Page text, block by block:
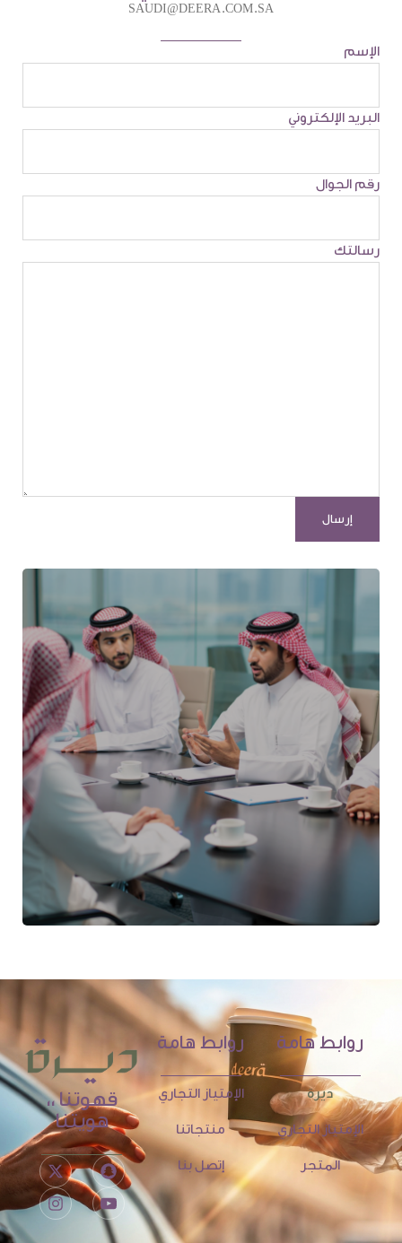
SAUDI@DEERA.COM.SA
الإسم
البريد الإلكتروني
رقم الجوال
رسالتك
قهوتنا ،،
هويتنا
روابط هامة
ديرة
الإمتياز التجاري
المتجر
روابط هامة
الإمتياز التجاري
منتجاتنا
إتصل بنا